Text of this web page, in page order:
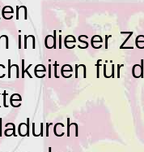
in dieser
für